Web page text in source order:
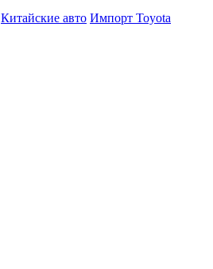
Китайские авто Импорт Toyota